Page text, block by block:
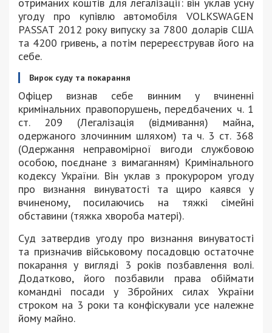
отриманих коштів для легалізації: він уклав усну
угоду про купівлю автомобіля VOLKSWAGEN
PASSAT 2012 року випуску за 7800 доларів США
та 4200 гривень, а потім перереєстрував його на
себе.
Вирок суду та покарання
Офіцер визнав себе винним у вчиненні
кримінальних правопорушень, передбачених ч. 1
ст. 209 (Легалізація (відмивання) майна,
одержаного злочинним шляхом) та ч. 3 ст. 368
(Одержання неправомірної вигоди службовою
особою, поєднане з вимаганням) Кримінального
кодексу України. Він уклав з прокурором угоду
про визнання винуватості та щиро каявся у
вчиненому, посилаючись на тяжкі сімейні
обставини (тяжка хвороба матері).
Суд затвердив угоду про визнання винуватості
та призначив військовому посадовцю остаточне
покарання у вигляді 3 років позбавлення волі.
Додатково, його позбавили права обіймати
командні посади у Збройних силах України
строком на 3 роки та конфіскували усе належне
йому майно.